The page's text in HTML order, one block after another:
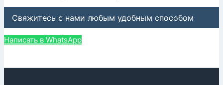
Свяжитесь с нами любым удобным способом
Написать в WhatsApp